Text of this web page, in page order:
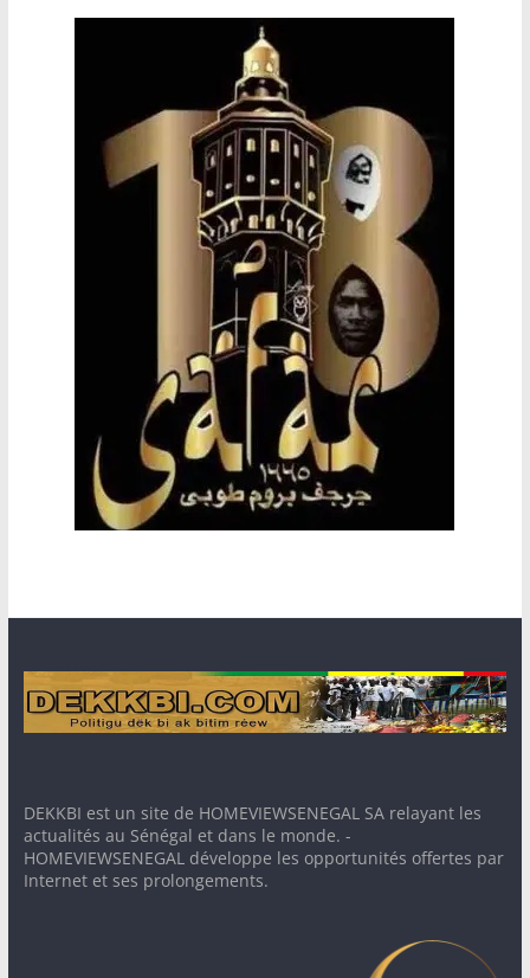
DEKKBI est un site de HOMEVIEWSENEGAL SA relayant les
actualités au Sénégal et dans le monde. -
HOMEVIEWSENEGAL développe les opportunités offertes par
Internet et ses prolongements.